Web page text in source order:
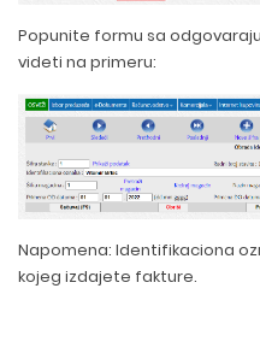
Popunite formu sa
videti na primeru:
Napomena: Identifikaciona
kojeg izdajete fakture.